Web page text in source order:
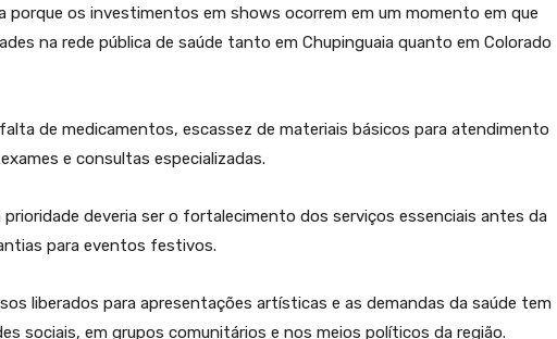
porque os investimentos em shows ocorrem em um momento em que
na rede pública de saúde tanto em Chupinguaia quanto em Colorado
de medicamentos, escassez de materiais básicos para atendimento
e consultas especializadas.
prioridade deveria ser o fortalecimento dos serviços essenciais antes da
para eventos festivos.
liberados para apresentações artísticas e as demandas da saúde tem
sociais, em grupos comunitários e nos meios políticos da região.